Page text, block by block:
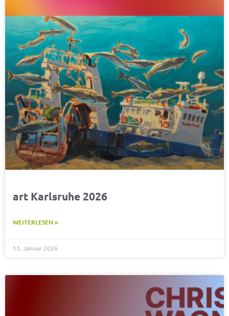
art Karlsruhe 2026
WEITERLESEN »
13. Januar 2026